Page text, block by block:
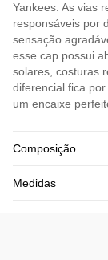
Yankees. As vias
responsáveis por
sensação
esse cap possui
solares, costuras
diferencial fica
um encaixe
Composição
Medidas